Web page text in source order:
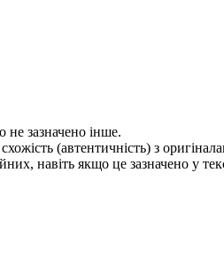
не зазначено інше.
(автентичність) з
навіть якщо це зазначено у